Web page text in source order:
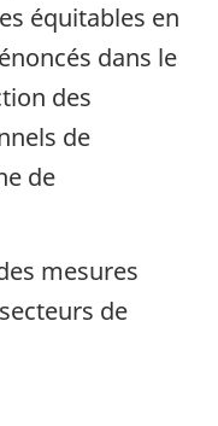
équitables en
dans le
des
de
de
mesures
de